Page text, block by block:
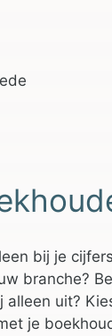
bij je
branche?
uit?
je